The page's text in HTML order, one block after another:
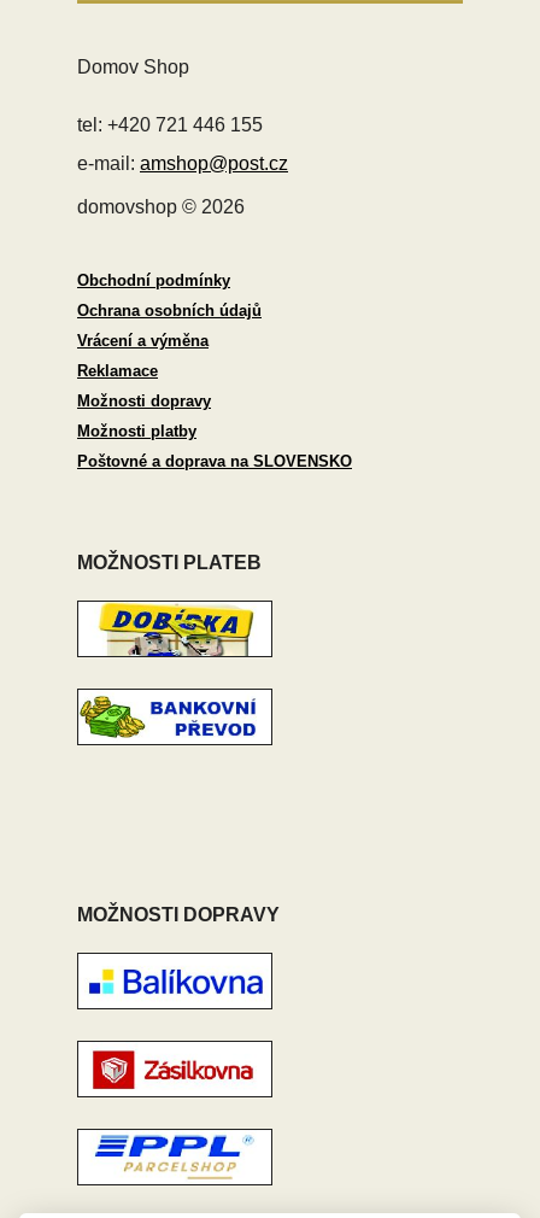
Domov Shop
tel: +420 721 446 155
e-mail: amshop@post.cz
domovshop © 2026
Obchodní podmínky
Ochrana osobních údajů
Vrácení a výměna
Reklamace
Možnosti dopravy
Možnosti platby
Poštovné a doprava na SLOVENSKO
MOŽNOSTI PLATEB
MOŽNOSTI DOPRAVY